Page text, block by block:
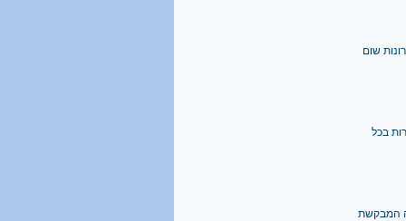
שום
בכל
המבקשת